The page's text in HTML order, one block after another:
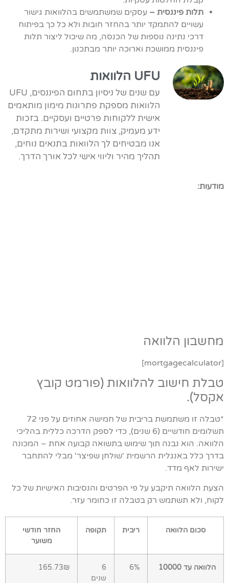
תלות פיננסית – עסקים שמשתמשים בהלוואות גישור
עשויים להתמקד יותר בהחזר חובות ולא כל כך בפיתוח
דרכי נתינה נוספות של הכנסה, מה שיכול ליצור תלות
פיננסית ממושכת וארוכה יותר מבתכנון.
UFU הלוואות
עם שנים של ניסיון בתחום הפיננסים, UFU
הלוואות מספקת פתרונות מימון מותאמים
אישית ללקוחות פרטיים ועסקיים. בזכות
ידע מעמיק, צוות מקצועי ושירות מתקדם,
אנו מבטיחים לך הלוואות בתנאים נוחים,
תהליך מהיר וליווי אישי לכל אורך הדרך.
מודעות:
מחשבון הלוואה
[mortgagecalculator]
טבלת חישוב להלוואות (פורמט קובץ
אקסל).
*טבלה זו משתמשת בריבית של חמישה אחוזים על פני 72
תשלומים חודשיים (6 שנים), כדי לספק הדרכה כללית בהליכי
הלוואה. הוא נבנה תוך שימוש בתשואה קבועה אחת – המכונה
בדרך כלל באנגלית הרשמית 'שולחן שפיצר' מבלי להתחבר
ישירות לאף מדד.
הצעת הלוואה תיקבע על פי הפרטים והנסיבות האישיות של כל
לקוח, ולא תשתמש רק בטבלה זו כחומר עזר.
סכום הלוואה ריבית תקופה
החזר חודשי
משוער
הלוואה עד 10000 6%
6
שנים
165.73₪